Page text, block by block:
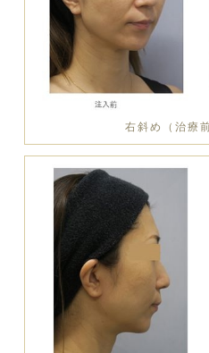
右斜め（治療